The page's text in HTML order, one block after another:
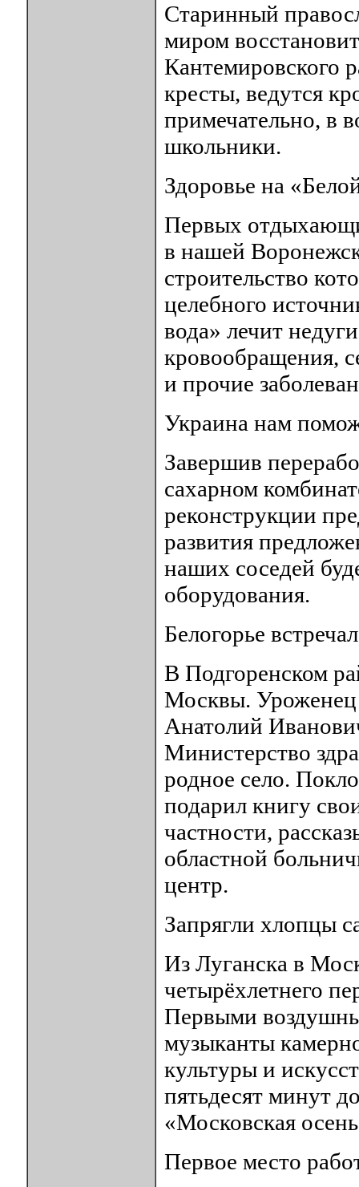
Старинный
миром
Кантемировского
кресты, ведутся
примечательно, в
школьники.
Здоровье на
Первых
в нашей
строительство
целебного
вода» лечит
кровообращения,
и прочие
Украина нам
Завершив
сахарном
реконструкции
развития
наших соседей
оборудования.
Белогорье
В Подгоренском
Москвы. Уроженец
Анатолий
Министерство
родное село.
подарил книгу
частности,
областной
центр.
Запрягли хлопцы
Из Луганска в
четырёхлетнего
Первыми
музыканты
культуры и
пятьдесят минут
«Московская
Первое место